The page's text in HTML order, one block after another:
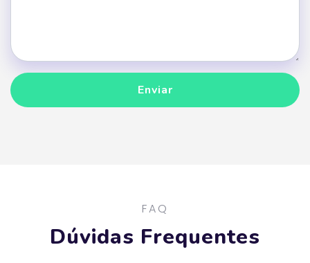
Enviar
FAQ
Dúvidas Frequentes